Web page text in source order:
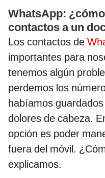
WhatsApp:
contactos a un
Los contactos de
importantes para
tenemos algún
perdemos los
habíamos
dolores de cabeza.
opción es poder
fuera del móvil.
explicamos.